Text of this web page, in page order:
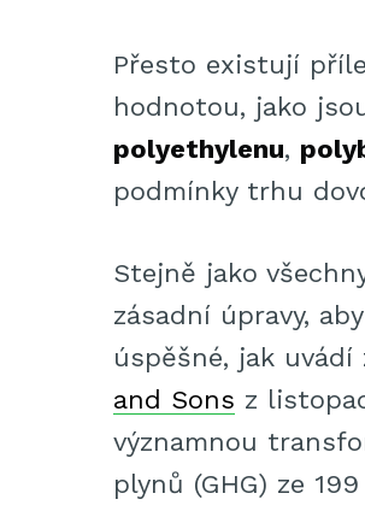
Přesto existují
hodnotou, jako
polyethylenu,
podmínky trhu
Stejně jako
zásadní úpravy,
úspěšné, jak
and Sons z
významnou
plynů (GHG) ze